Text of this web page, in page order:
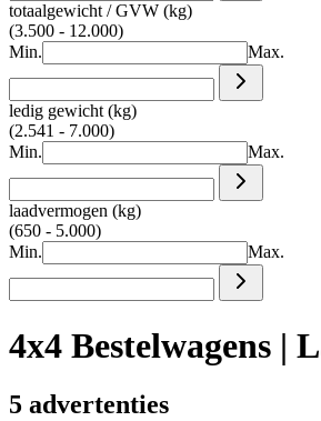
totaalgewicht / GVW (kg)
(3.500 - 12.000)
Min.
Max.
ledig gewicht (kg)
(2.541 - 7.000)
Min.
Max.
laadvermogen (kg)
(650 - 5.000)
Min.
Max.
4x4 Bestelwagens |
5 advertenties